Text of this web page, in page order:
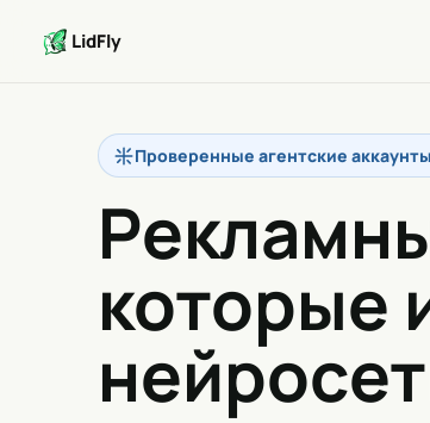
LidFly
Проверенные агентские
которые